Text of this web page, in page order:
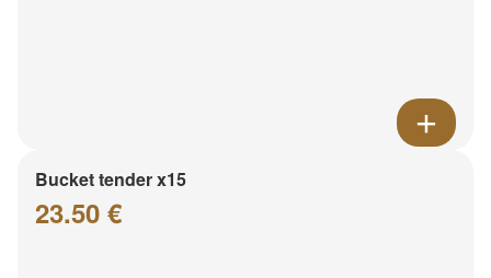
Bucket tender x15
23.50 €